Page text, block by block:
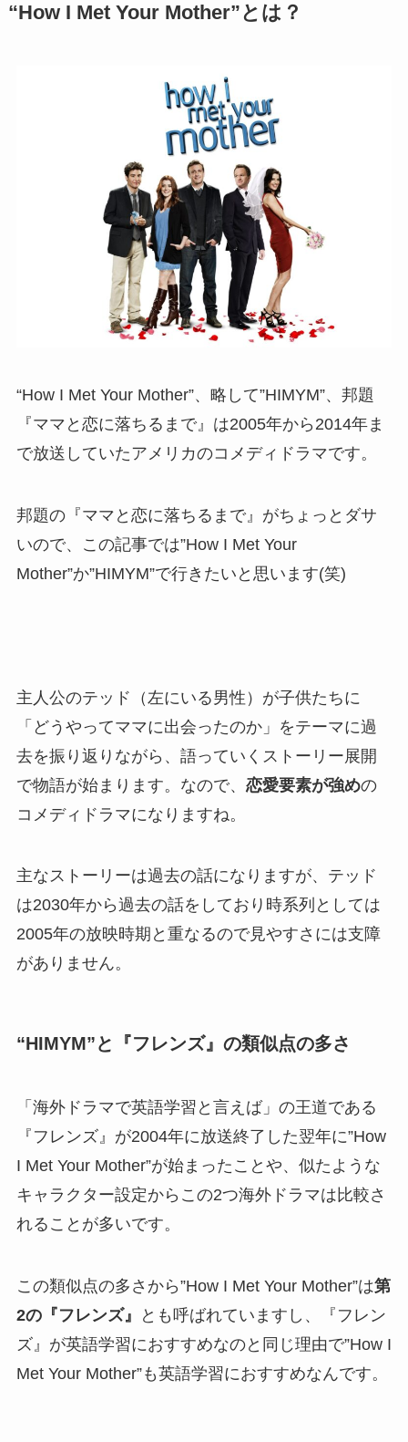
“How I Met Your Mother”とは？
“How I Met Your Mother”、略して”HIMYM”、邦題
『ママと恋に落ちるまで』は2005年から2014年ま
で放送していたアメリカのコメディドラマです。
邦題の『ママと恋に落ちるまで』がちょっとダサ
いので、この記事では”How I Met Your
Mother”か”HIMYM”で行きたいと思います(笑)
主人公のテッド（左にいる男性）が子供たちに
「どうやってママに出会ったのか」をテーマに過
去を振り返りながら、語っていくストーリー展開
で物語が始まります。なので、 恋愛要素が強めの
コメディドラマになりますね。
主なストーリーは過去の話になりますが、テッド
は2030年から過去の話をしており時系列としては
2005年の放映時期と重なるので見やすさには支障
がありません。
“HIMYM”と『フレンズ』の類似点の多さ
「海外ドラマで英語学習と言えば」の王道である
『フレンズ』が2004年に放送終了した翌年に”How
I Met Your Mother”が始まったことや、似たような
キャラクター設定からこの2つ海外ドラマは比較さ
れることが多いです。
この類似点の多さから”How I Met Your Mother”は第
2の『フレンズ』
とも呼ばれていますし、『フレン
ズ』が英語学習におすすめなのと同じ理由で”How I
Met Your Mother”も英語学習におすすめなんです。